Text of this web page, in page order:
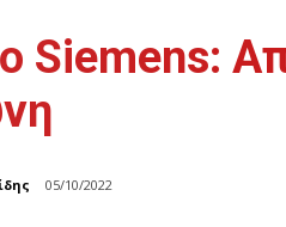
Siemens:
05/10/2022